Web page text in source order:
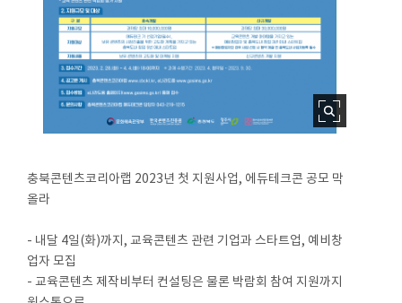
충북콘텐츠코리아랩 2023년 첫 지원사업, 에듀테크콘 공모 막
올라
- 내달 4일(화)까지, 교육콘텐츠 관련 기업과 스타트업, 예비창
업자 모집
- 교육콘텐츠 제작비부터 컨설팅은 물론 박람회 참여 지원까지